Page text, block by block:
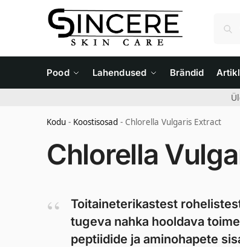
Pood Lahendused Brändid
Kodu - Koostisosad - Chlorella Vulgaris Extract
Chlorella
Toitaineterikastest
tugeva nahka hooldava
peptiidide ja aminohapete